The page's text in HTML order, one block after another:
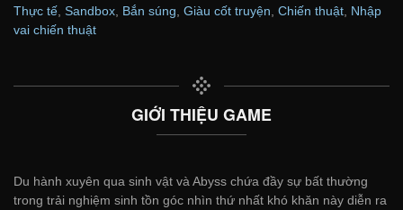
Thực tế Sandbox Bắn súng Giàu cốt truyện Chiến thuật Nhập
vai chiến thuật
GIỚI THIỆU GAME
Du hành xuyên qua sinh vật và Abyss chứa đầy sự bất thường
trong trải nghiệm sinh tồn góc nhìn thứ nhất khó khăn này diễn ra